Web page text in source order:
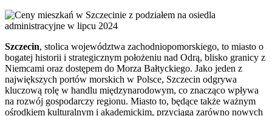
Szczecin, stolica województwa zachodniopomorskiego, to miasto o
bogatej historii i strategicznym położeniu nad Odrą, blisko granicy z
Niemcami oraz dostępem do Morza Bałtyckiego. Jako jeden z
największych portów morskich w Polsce, Szczecin odgrywa
kluczową rolę w handlu międzynarodowym, co znacząco wpływa
na rozwój gospodarczy regionu. Miasto to, będące także ważnym
ośrodkiem kulturalnym i akademickim, przyciąga zarówno nowych